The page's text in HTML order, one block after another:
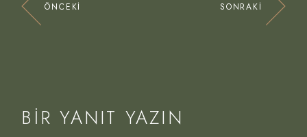
ÖNCEKI SONRAKI
BIR YANIT YAZIN